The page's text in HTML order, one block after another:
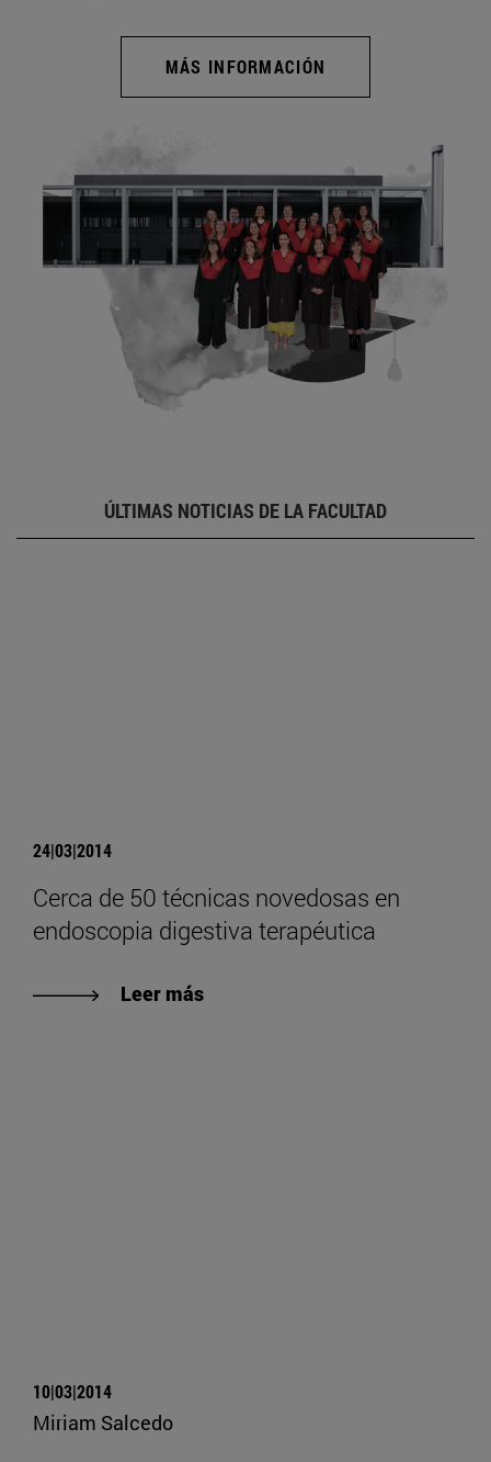
MÁS INFORMACIÓN
ÚLTIMAS NOTICIAS DE LA FACULTAD
24|03|2014
Cerca de 50 técnicas novedosas en
endoscopia digestiva terapéutica
Leer más
10|03|2014
Miriam Salcedo